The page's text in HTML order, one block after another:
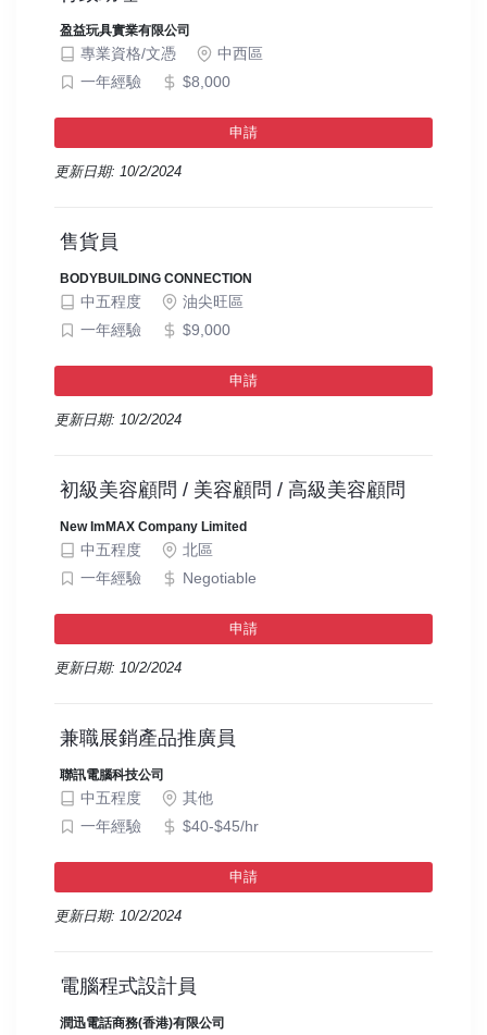
盈益玩具實業有限公司
專業資格/文憑
中西區
一年經驗
$8,000
申請
更新日期: 10/2/2024
售貨員
BODYBUILDING CONNECTION
中五程度
油尖旺區
一年經驗
$9,000
申請
更新日期: 10/2/2024
初級美容顧問 / 美容顧問 / 高級美容顧問
New ImMAX Company Limited
中五程度
北區
一年經驗
Negotiable
申請
更新日期: 10/2/2024
兼職展銷產品推廣員
聯訊電腦科技公司
中五程度
其他
一年經驗
$40-$45/hr
申請
更新日期: 10/2/2024
電腦程式設計員
潤迅電話商務(香港)有限公司